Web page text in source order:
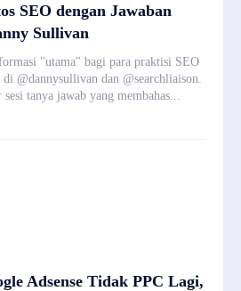
SEO dengan Jawaban
Sullivan
"utama" bagi para praktisi SEO
@dannysullivan dan @searchliaison.
tanya jawab yang membahas...
Adsense Tidak PPC Lagi,